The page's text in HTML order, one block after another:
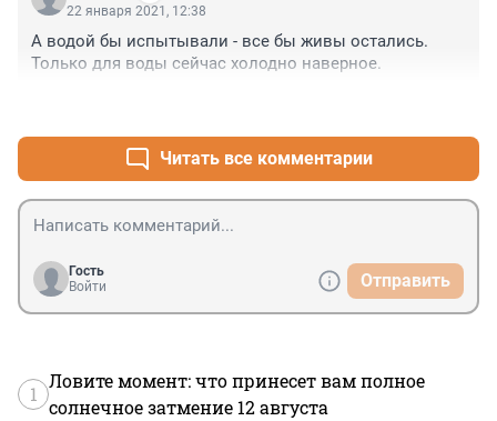
22 января 2021, 12:38
А водой бы испытывали - все бы живы остались.
Только для воды сейчас холодно наверное.
Читать все комментарии
Гость
Войти
Отправить
1
Ловите момент: что принесет вам полное
солнечное затмение 12 августа